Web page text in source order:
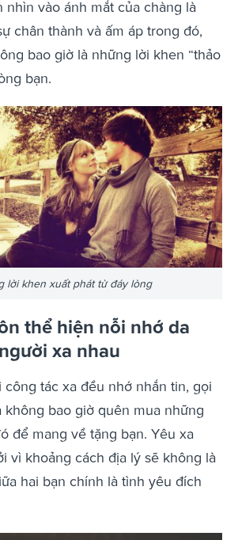
nhìn vào ánh mắt của chàng là
chân thành và ấm áp trong đó,
bao giờ là những lời khen “thảo
bạn.
lời khen xuất phát từ đáy lòng
thể hiện nỗi nhớ da
xa nhau
công tác xa đều nhớ nhắn tin, gọi
không bao giờ quên mua những
để mang về tặng bạn. Yêu xa
vì khoảng cách địa lý sẽ không là
hai bạn chính là tình yêu đích